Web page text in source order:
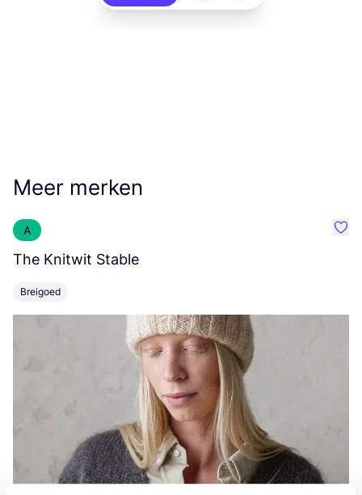
Meer merken
A
The Knitwit Stable
Breigoed